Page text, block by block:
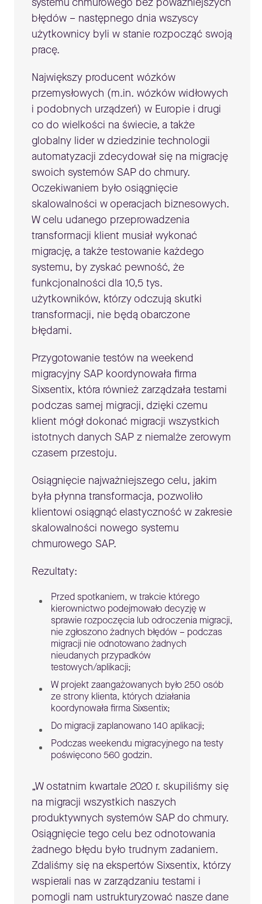
błędów – następnego dnia wszyscy
użytkownicy byli w stanie rozpocząć swoją
pracę.
Największy producent wózków
przemysłowych (m.in. wózków widłowych
i podobnych urządzeń) w Europie i drugi
co do wielkości na świecie, a także
globalny lider w dziedzinie technologii
automatyzacji zdecydował się na migrację
swoich systemów SAP do chmury.
Oczekiwaniem było osiągnięcie
skalowalności w operacjach biznesowych.
W celu udanego przeprowadzenia
transformacji klient musiał wykonać
migrację, a także testowanie każdego
systemu, by zyskać pewność, że
funkcjonalności dla 10,5 tys.
użytkowników, którzy odczują skutki
transformacji, nie będą obarczone
błędami.
Przygotowanie testów na weekend
migracyjny SAP koordynowała firma
Sixsentix, która również zarządzała testami
podczas samej migracji, dzięki czemu
klient mógł dokonać migracji wszystkich
istotnych danych SAP z niemalże zerowym
czasem przestoju.
Osiągnięcie najważniejszego celu, jakim
była płynna transformacja, pozwoliło
klientowi osiągnąć elastyczność w zakresie
skalowalności nowego systemu
chmurowego SAP.
Rezultaty:
Przed spotkaniem, w trakcie którego
kierownictwo podejmowało decyzję w
sprawie rozpoczęcia lub odroczenia migracji,
nie zgłoszono żadnych błędów – podczas
migracji nie odnotowano żadnych
nieudanych przypadków
testowych/aplikacji;
W projekt zaangażowanych było 250 osób
ze strony klienta, których działania
koordynowała firma Sixsentix;
Do migracji zaplanowano 140 aplikacji;
Podczas weekendu migracyjnego na testy
poświęcono 560 godzin.
„W ostatnim kwartale 2020 r. skupiliśmy się
na migracji wszystkich naszych
produktywnych systemów SAP do chmury.
Osiągnięcie tego celu bez odnotowania
żadnego błędu było trudnym zadaniem.
Zdaliśmy się na ekspertów Sixsentix, którzy
wspierali nas w zarządzaniu testami i
pomogli nam ustrukturyzować nasze dane